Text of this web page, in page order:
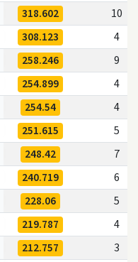
318.602
10
308.123
4
258.246
9
254.899
4
254.54
4
251.615
5
248.42
7
240.719
6
228.06
5
219.787
4
212.757
3